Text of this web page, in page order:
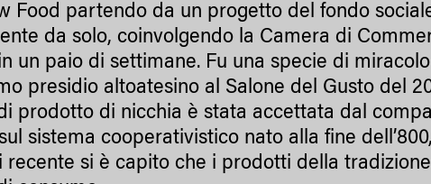
Food partendo da un progetto del fondo
da solo, coinvolgendo la Camera di
un paio di settimane. Fu una specie di
presidio altoatesino al Salone del Gusto del
prodotto di nicchia è stata accettata dal
sistema cooperativistico nato alla fine
recente si è capito che i prodotti della